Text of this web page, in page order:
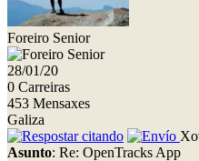
Foreiro Senior
28/01/20
0 Carreiras
453 Mensaxes
Galiza
Asunto: Re: OpenTracks App